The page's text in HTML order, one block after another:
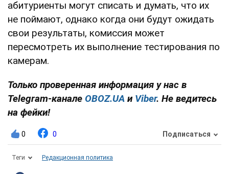
абитуриенты могут списать и думать, что их
не поймают, однако когда они будут ожидать
свои результаты, комиссия может
пересмотреть их выполнение тестирования по
камерам.
Только проверенная информация у нас в
Telegram-канале OBOZ.UA и Viber. Не ведитесь
на фейки!
0 0 Подписаться
Теги Редакционная политика